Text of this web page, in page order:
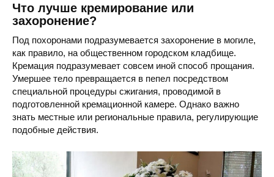
Что лучше кремирование или
захоронение?
Под похоронами подразумевается захоронение в могиле,
как правило, на общественном городском кладбище.
Кремация подразумевает совсем иной способ прощания.
Умершее тело превращается в пепел посредством
специальной процедуры сжигания, проводимой в
подготовленной кремационной камере. Однако важно
знать местные или региональные правила, регулирующие
подобные действия.